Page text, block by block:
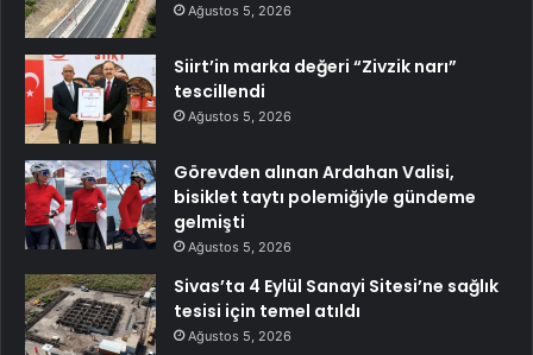
Ağustos 5, 2026
Siirt’in marka değeri “Zivzik narı”
tescillendi
Ağustos 5, 2026
Görevden alınan Ardahan Valisi,
bisiklet taytı polemiğiyle gündeme
gelmişti
Ağustos 5, 2026
Sivas’ta 4 Eylül Sanayi Sitesi’ne sağlık
tesisi için temel atıldı
Ağustos 5, 2026